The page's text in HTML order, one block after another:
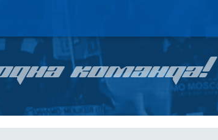
КОМАНДА!